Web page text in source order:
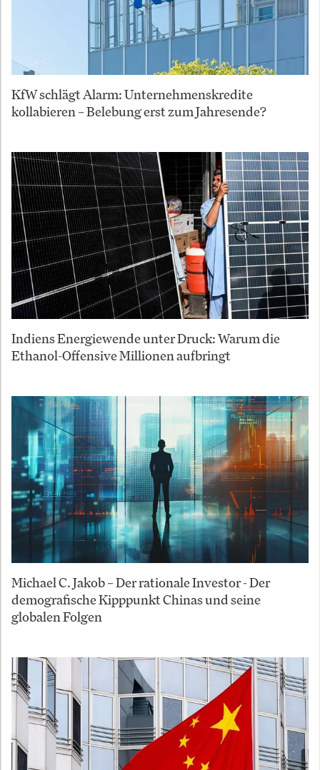
KfW schlägt Alarm: Unternehmenskredite
kollabieren – Belebung erst zum Jahresende?
Indiens Energiewende unter Druck: Warum die
Ethanol-Offensive Millionen aufbringt
Michael C. Jakob – Der rationale Investor - Der
demografische Kipppunkt Chinas und seine
globalen Folgen